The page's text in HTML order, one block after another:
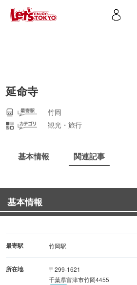
延命寺
竹岡
観光・旅行
基本情報 関連記事
基本情報
最寄駅 竹岡駅
所在地
〒299-1621
千葉県富津市竹岡4455